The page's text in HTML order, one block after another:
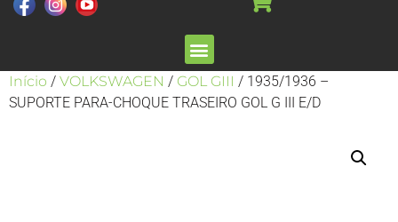
Início / VOLKSWAGEN / GOL GIII / 1935/1936 –
SUPORTE PARA-CHOQUE TRASEIRO GOL G III E/D